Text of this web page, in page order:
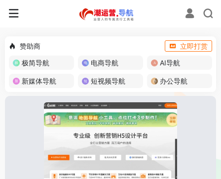
赞助商
立即打赏
极简导航
电商导航 AI导航
新媒体导航 短视频导航 办公导航